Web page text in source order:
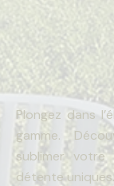
Plongez dans
gamme.
sublimer
détente uniques.